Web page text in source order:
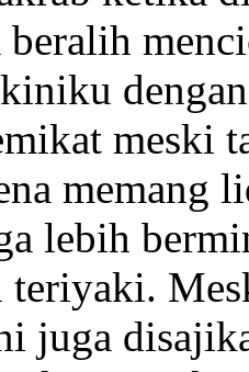
beralih
meski
memang
lebih
teriyaki.
juga